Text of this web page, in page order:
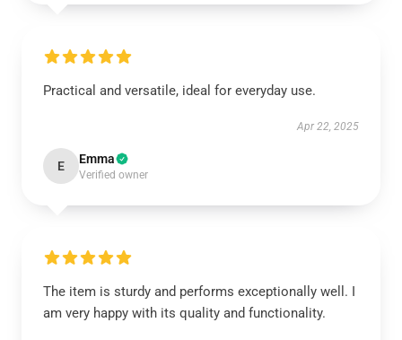
Practical and versatile, ideal for everyday use.
Apr 22, 2025
E Emma
Verified owner
The item is sturdy and performs exceptionally well. I
am very happy with its quality and functionality.